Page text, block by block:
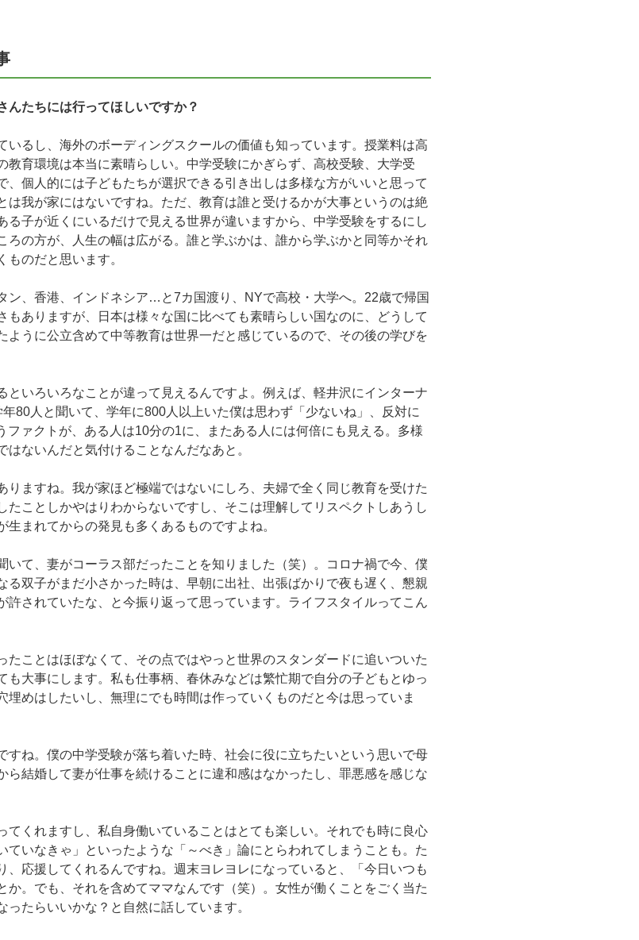
たちには行ってほしいですか？
いるし、海外のボーディングスクールの価値も知っています。授業料は高
教育環境は本当に素晴らしい。中学受験にかぎらず、高校受験、大学受
、個人的には子どもたちが選択できる引き出しは多様な方がいいと思って
は我が家にはないですね。ただ、教育は誰と受けるかが大事というのは絶
る子が近くにいるだけで見える世界が違いますから、中学受験をするにし
ろの方が、人生の幅は広がる。誰と学ぶかは、誰から学ぶかと同等かそれ
ものだと思います。
ン、香港、インドネシア…と7カ国渡り、NYで高校・大学へ。22歳で帰国
もありますが、日本は様々な国に比べても素晴らしい国なのに、どうして
ように公立含めて中等教育は世界一だと感じているので、その後の学びを
といろいろなことが違って見えるんですよ。例えば、軽井沢にインターナ
80人と聞いて、学年に800人以上いた僕は思わず「少ないね」、反対に
ファクトが、ある人は10分の1に、またある人には何倍にも見える。多様
ないんだと気付けることなんだなあと。
りますね。我が家ほど極端ではないにしろ、夫婦で全く同じ教育を受けた
たことしかやはりわからないですし、そこは理解してリスペクトしあうし
まれてからの発見も多くあるものですよね。
いて、妻がコーラス部だったことを知りました（笑）。コロナ禍で今、僕
る双子がまだ小さかった時は、早朝に出社、出張ばかりで夜も遅く、懇親
許されていたな、と今振り返って思っています。ライフスタイルってこん
たことはほぼなくて、その点ではやっと世界のスタンダードに追いついた
も大事にします。私も仕事柄、春休みなどは繁忙期で自分の子どもとゆっ
めはしたいし、無理にでも時間は作っていくものだと今は思っていま
すね。僕の中学受験が落ち着いた時、社会に役に立ちたいという思いで母
ら結婚して妻が仕事を続けることに違和感はなかったし、罪悪感を感じな
てくれますし、私自身働いていることはとても楽しい。それでも時に良心
ていなきゃ」といったような「～べき」論にとらわれてしまうことも。た
、応援してくれるんですね。週末ヨレヨレになっていると、「今日いつも
か。でも、それを含めてママなんです（笑）。女性が働くことをごく当た
たらいいかな？と自然に話しています。